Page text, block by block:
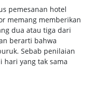
pemesanan hotel
memang memberikan
dua atau tiga dari
berarti bahwa
Sebab penilaian
hari yang tak sama